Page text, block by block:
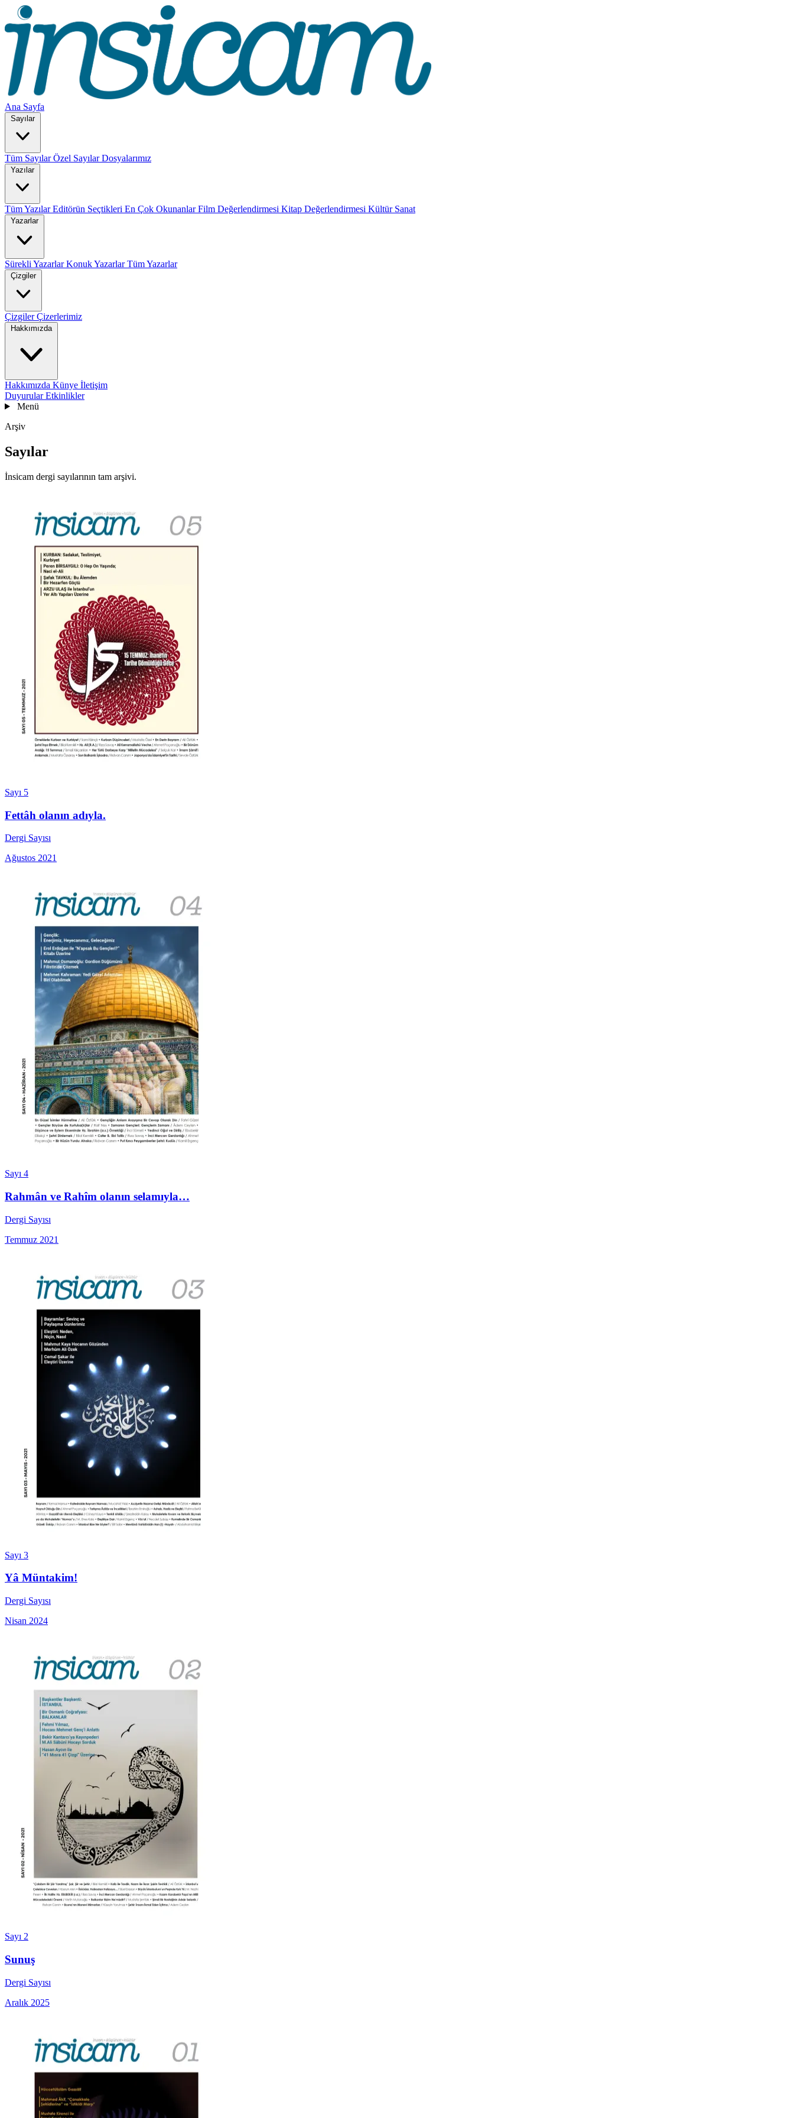
Ana Sayfa
Sayılar
Tüm SayılarÖzel SayılarDosyalarımız
Yazılar
Tüm YazılarEditörün Seçtikleri En Çok OkunanlarFilm Değerlendirmesi Kitap Değerlendirmesi Kültür Sanat
Yazarlar
Sürekli YazarlarKonuk YazarlarTüm Yazarlar
Çizgiler
ÇizgilerÇizerlerimiz
Hakkımızda
Hakkımızda Künye İletişim
DuyurularEtkinlikler
Menü
Arşiv
Sayılar
İnsicam dergi sayılarının tam arşivi.
Sayı 5
Fettâh olanın adıyla.
Dergi Sayısı
Ağustos 2021
Sayı 4
Rahmân ve Rahîm olanın selamıyla…
Dergi Sayısı
Temmuz 2021
Sayı 3
Yâ Müntakim!
Dergi Sayısı
Nisan 2024
Sayı 2
Sunuş
Dergi Sayısı
Aralık 2025